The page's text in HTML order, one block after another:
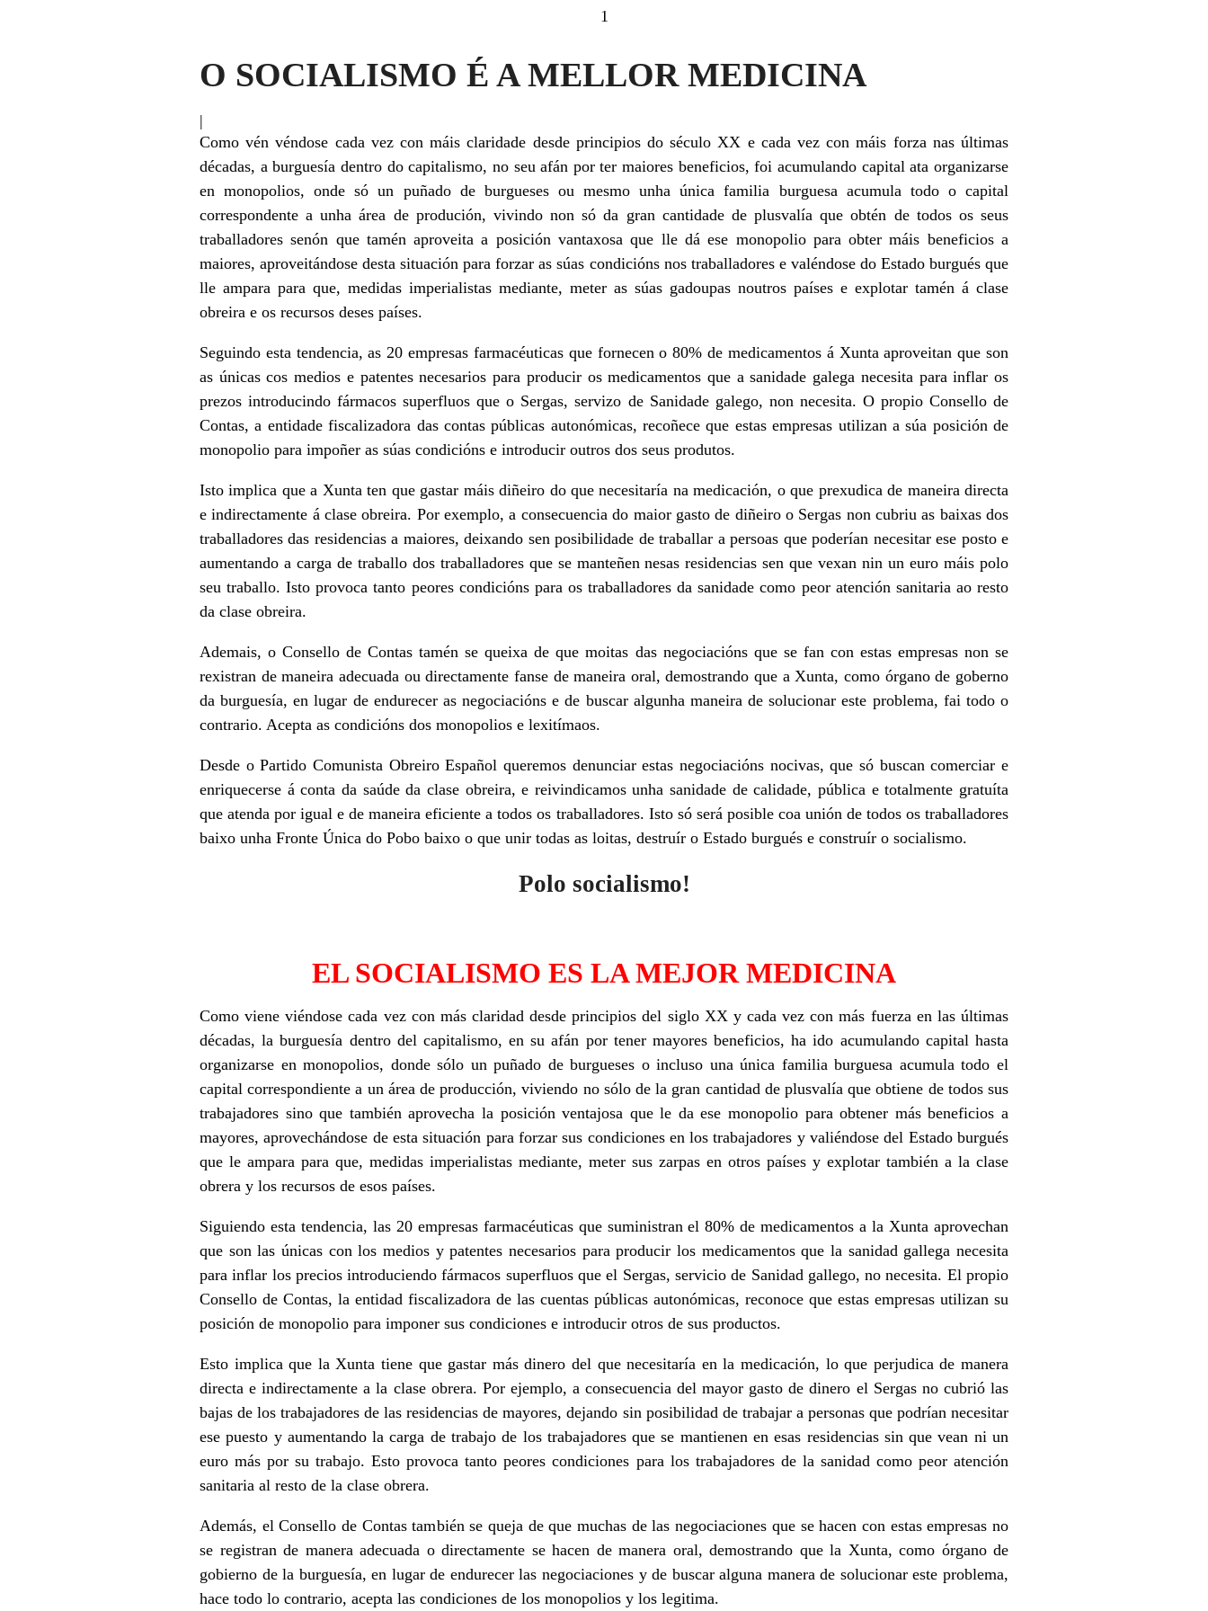
1
O SOCIALISMO É A MELLOR MEDICINA
|
Como vén véndose cada vez con máis claridade desde principios do século XX e cada vez con máis forza nas últimas
décadas, a burguesía dentro do capitalismo, no seu afán por ter maiores beneficios, foi acumulando capital ata organizarse
en monopolios, onde só un puñado de burgueses ou mesmo unha única familia burguesa acumula todo o capital
correspondente a unha área de produción, vivindo non só da gran cantidade de plusvalía que obtén de todos os seus
traballadores senón que tamén aproveita a posición vantaxosa que lle dá ese monopolio para obter máis beneficios a
maiores, aproveitándose desta situación para forzar as súas condicións nos traballadores e valéndose do Estado burgués que
lle ampara para que, medidas imperialistas mediante, meter as súas gadoupas noutros países e explotar tamén á clase
obreira e os recursos deses países.
Seguindo esta tendencia, as 20 empresas farmacéuticas que fornecen o 80% de medicamentos á Xunta aproveitan que son
as únicas cos medios e patentes necesarios para producir os medicamentos que a sanidade galega necesita para inflar os
prezos introducindo fármacos superfluos que o Sergas, servizo de Sanidade galego, non necesita. O propio Consello de
Contas, a entidade fiscalizadora das contas públicas autonómicas, recoñece que estas empresas utilizan a súa posición de
monopolio para impoñer as súas condicións e introducir outros dos seus produtos.
Isto implica que a Xunta ten que gastar máis diñeiro do que necesitaría na medicación, o que prexudica de maneira directa
e indirectamente á clase obreira. Por exemplo, a consecuencia do maior gasto de diñeiro o Sergas non cubriu as baixas dos
traballadores das residencias a maiores, deixando sen posibilidade de traballar a persoas que poderían necesitar ese posto e
aumentando a carga de traballo dos traballadores que se manteñen nesas residencias sen que vexan nin un euro máis polo
seu traballo. Isto provoca tanto peores condicións para os traballadores da sanidade como peor atención sanitaria ao resto
da clase obreira.
Ademais, o Consello de Contas tamén se queixa de que moitas das negociacións que se fan con estas empresas non se
rexistran de maneira adecuada ou directamente fanse de maneira oral, demostrando que a Xunta, como órgano de goberno
da burguesía, en lugar de endurecer as negociacións e de buscar algunha maneira de solucionar este problema, fai todo o
contrario. Acepta as condicións dos monopolios e lexitímaos.
Desde o Partido Comunista Obreiro Español queremos denunciar estas negociacións nocivas, que só buscan comerciar e
enriquecerse á conta da saúde da clase obreira, e reivindicamos unha sanidade de calidade, pública e totalmente gratuíta
que atenda por igual e de maneira eficiente a todos os traballadores. Isto só será posible coa unión de todos os traballadores
baixo unha Fronte Única do Pobo baixo o que unir todas as loitas, destruír o Estado burgués e construír o socialismo.
Polo socialismo!
EL SOCIALISMO ES LA MEJOR MEDICINA
Como viene viéndose cada vez con más claridad desde principios del siglo XX y cada vez con más fuerza en las últimas
décadas, la burguesía dentro del capitalismo, en su afán por tener mayores beneficios, ha ido acumulando capital hasta
organizarse en monopolios, donde sólo un puñado de burgueses o incluso una única familia burguesa acumula todo el
capital correspondiente a un área de producción, viviendo no sólo de la gran cantidad de plusvalía que obtiene de todos sus
trabajadores sino que también aprovecha la posición ventajosa que le da ese monopolio para obtener más beneficios a
mayores, aprovechándose de esta situación para forzar sus condiciones en los trabajadores y valiéndose del Estado burgués
que le ampara para que, medidas imperialistas mediante, meter sus zarpas en otros países y explotar también a la clase
obrera y los recursos de esos países.
Siguiendo esta tendencia, las 20 empresas farmacéuticas que suministran el 80% de medicamentos a la Xunta aprovechan
que son las únicas con los medios y patentes necesarios para producir los medicamentos que la sanidad gallega necesita
para inflar los precios introduciendo fármacos superfluos que el Sergas, servicio de Sanidad gallego, no necesita. El propio
Consello de Contas, la entidad fiscalizadora de las cuentas públicas autonómicas, reconoce que estas empresas utilizan su
posición de monopolio para imponer sus condiciones e introducir otros de sus productos.
Esto implica que la Xunta tiene que gastar más dinero del que necesitaría en la medicación, lo que perjudica de manera
directa e indirectamente a la clase obrera. Por ejemplo, a consecuencia del mayor gasto de dinero el Sergas no cubrió las
bajas de los trabajadores de las residencias de mayores, dejando sin posibilidad de trabajar a personas que podrían necesitar
ese puesto y aumentando la carga de trabajo de los trabajadores que se mantienen en esas residencias sin que vean ni un
euro más por su trabajo. Esto provoca tanto peores condiciones para los trabajadores de la sanidad como peor atención
sanitaria al resto de la clase obrera.
Además, el Consello de Contas también se queja de que muchas de las negociaciones que se hacen con estas empresas no
se registran de manera adecuada o directamente se hacen de manera oral, demostrando que la Xunta, como órgano de
gobierno de la burguesía, en lugar de endurecer las negociaciones y de buscar alguna manera de solucionar este problema,
hace todo lo contrario, acepta las condiciones de los monopolios y los legitima.